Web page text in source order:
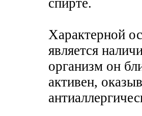
спирте.
Характерной
является
организм он
активен,